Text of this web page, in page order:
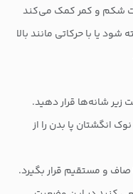
شکم و کمر کمک می‌کند
یا با حرکاتی مانند بالا
زیر شانه‌ها قرار دهید.
انگشتان پا بدن را از
صاف و مستقیم قرار بگیرد.